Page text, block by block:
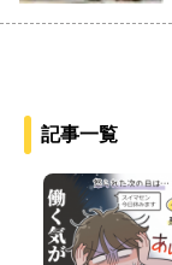
記事一覧